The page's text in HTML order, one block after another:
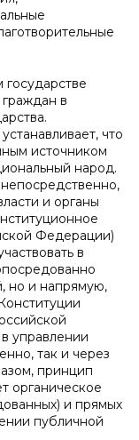
в
что
источником
народ.
и органы
Федерации)
в
но и напрямую,
управлении
так и через
принцип
органическое
и прямых
публичной